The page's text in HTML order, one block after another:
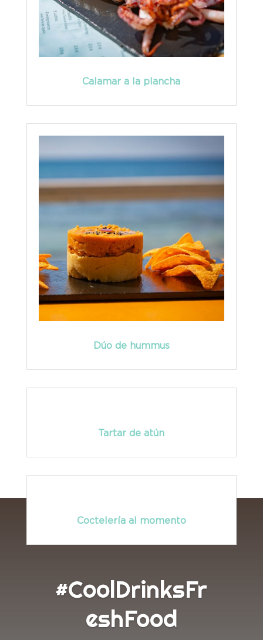
Calamar a la plancha
Dúo de hummus
Tartar de atún
Coctelería al momento
#CoolDrinksFr
eshFood